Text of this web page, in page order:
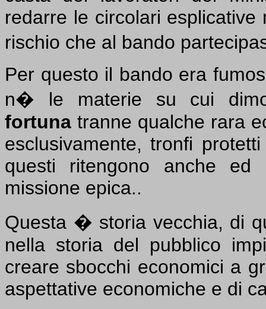
redarre le circolari
rischio che al bando
Per questo il bando era
n� le materie su cui
fortuna tranne qualche rara
esclusivamente, tronfi
questi ritengono anche
missione epica..
Questa � storia vecchia, di
nella storia del pubblico
creare sbocchi economici a
aspettative economiche e di